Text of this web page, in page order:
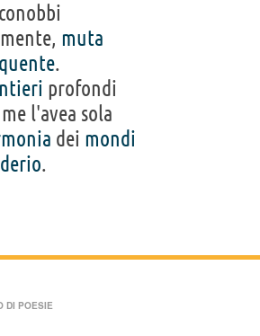
muta
.
profondi
l'avea sola
dei mondi
.
DI POESIE